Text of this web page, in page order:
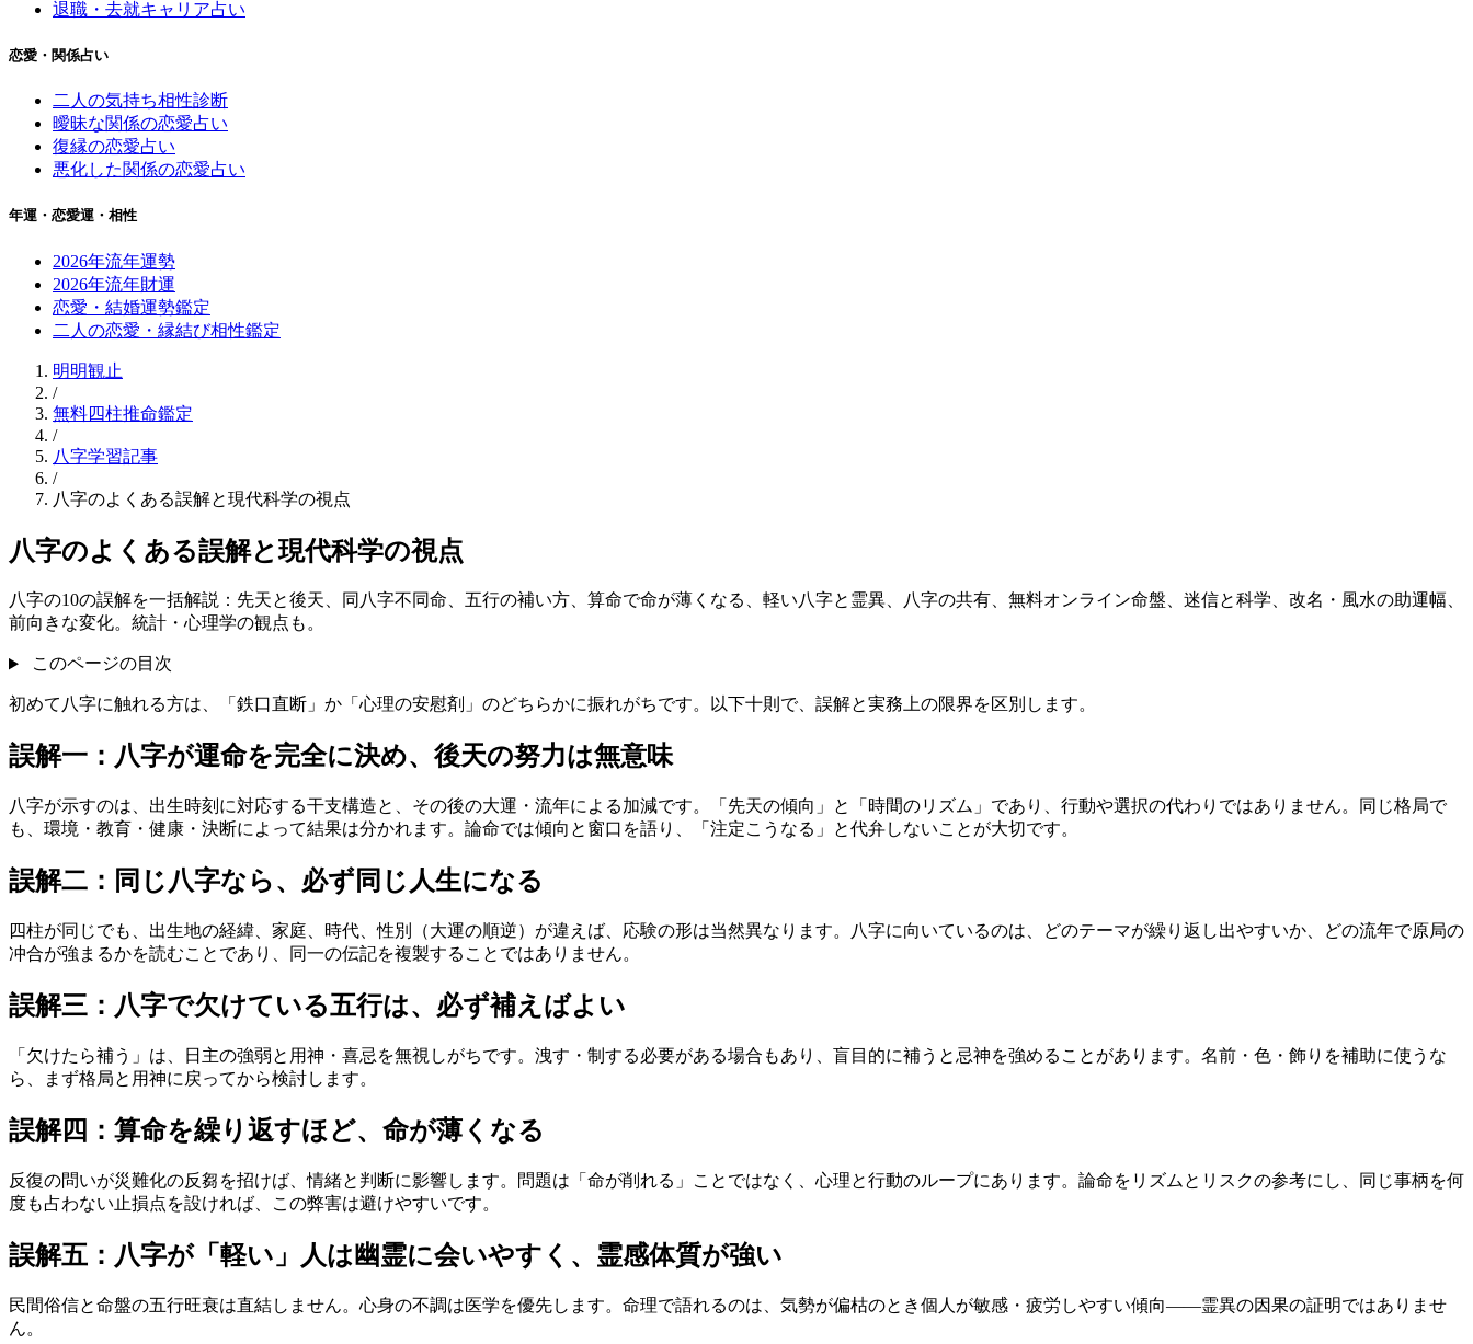
退職・去就キャリア占い
恋愛・関係占い
二人の気持ち相性診断
曖昧な関係の恋愛占い
復縁の恋愛占い
悪化した関係の恋愛占い
年運・恋愛運・相性
2026年流年運勢
2026年流年財運
恋愛・結婚運勢鑑定
二人の恋愛・縁結び相性鑑定
明明観止
/
無料四柱推命鑑定
/
八字学習記事
/
八字のよくある誤解と現代科学の視点
八字のよくある誤解と現代科学の視点
八字の10の誤解を一括解説：先天と後天、同八字不同命、五行の補い方、算命で命が薄くなる、軽い八字と霊異、八字の共有、無料オンライン命盤、迷信と科学、改名・風水の助運幅、
前向きな変化。統計・心理学の観点も。
このページの目次
初めて八字に触れる方は、「鉄口直断」か「心理の安慰剤」のどちらかに振れがちです。以下十則で、誤解と実務上の限界を区別します。
誤解一：八字が運命を完全に決め、後天の努力は無意味
八字が示すのは、出生時刻に対応する干支構造と、その後の大運・流年による加減です。「先天の傾向」と「時間のリズム」であり、行動や選択の代わりではありません。同じ格局で
も、環境・教育・健康・決断によって結果は分かれます。論命では傾向と窗口を語り、「注定こうなる」と代弁しないことが大切です。
誤解二：同じ八字なら、必ず同じ人生になる
四柱が同じでも、出生地の経緯、家庭、時代、性別（大運の順逆）が違えば、応験の形は当然異なります。八字に向いているのは、どのテーマが繰り返し出やすいか、どの流年で原局の
冲合が強まるかを読むことであり、同一の伝記を複製することではありません。
誤解三：八字で欠けている五行は、必ず補えばよい
「欠けたら補う」は、日主の強弱と用神・喜忌を無視しがちです。洩す・制する必要がある場合もあり、盲目的に補うと忌神を強めることがあります。名前・色・飾りを補助に使うな
ら、まず格局と用神に戻ってから検討します。
誤解四：算命を繰り返すほど、命が薄くなる
反復の問いが災難化の反芻を招けば、情緒と判断に影響します。問題は「命が削れる」ことではなく、心理と行動のループにあります。論命をリズムとリスクの参考にし、同じ事柄を何
度も占わない止損点を設ければ、この弊害は避けやすいです。
誤解五：八字が「軽い」人は幽霊に会いやすく、霊感体質が強い
民間俗信と命盤の五行旺衰は直結しません。心身の不調は医学を優先します。命理で語れるのは、気勢が偏枯のとき個人が敏感・疲労しやすい傾向——霊異の因果の証明ではありませ
ん。